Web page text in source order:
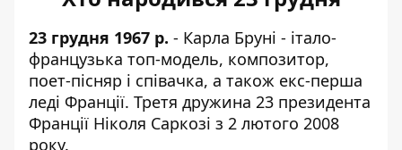
23 грудня 1967 р. - Карла Бруні - італо-
французька топ-модель, композитор,
поет-пісняр і співачка, а також екс-перша
леді Франції. Третя дружина 23 президента
Франції Ніколя Саркозі з 2 лютого 2008
року.